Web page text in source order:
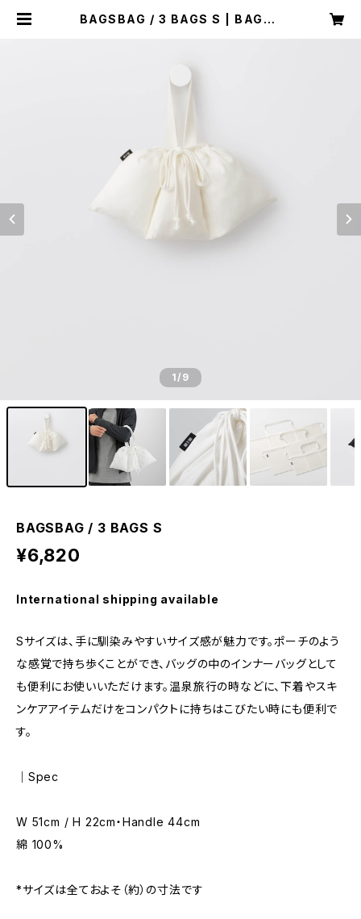
BAGSBAG / 3 BAGS S | BAGSB
1/9
BAGSBAG / 3 BAGS S
¥6,820
International shipping available
Sサイズは、手に馴染みやすいサイズ感が魅力です。ポーチのよう
な感覚で持ち歩くことができ、バッグの中のインナーバッグとして
も便利にお使いいただけます。温泉旅行の時などに、下着やスキ
ンケアアイテムだけをコンパクトに持ちはこびたい時にも便利で
す。
｜Spec
W 51cm / H 22cm・Handle 44cm
綿 100%
*サイズは全ておよそ（約）の寸法です